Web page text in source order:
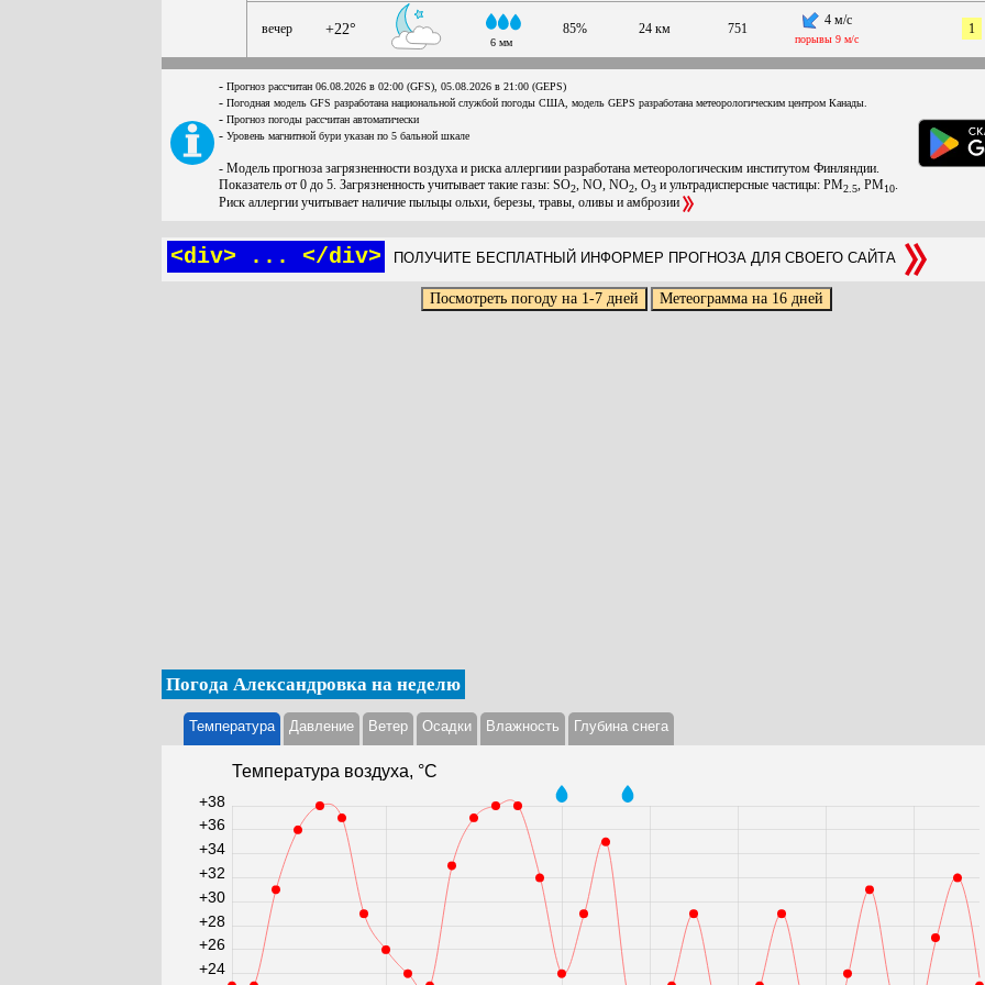
вечер +22°
6 мм
85% 24 км 751
4 м/с
порывы 9 м/с
1
- Прогноз рассчитан 06.08.2026 в 02:00 (GFS), 05.08.2026 в 21:00 (GEPS)
- Погодная модель GFS разработана национальной службой погоды США, модель GEPS разработана метеорологическим центром Канады.
- Прогноз погоды рассчитан автоматически
- Уровень магнитной бури указан по 5 бальной шкале
- Модель прогноза загрязненности воздуха и риска аллергиии разработана метеорологическим институтом Финляндии.
Показатель от 0 до 5. Загрязненность учитывает такие газы: SO2 , NO, NO2 , O3 и ультрадисперсные частицы: PM2.5 , PM10
Риск аллергии учитывает наличие пыльцы ольхи, березы, травы, оливы и амброзии
<div> ... </div> ПОЛУЧИТЕ БЕСПЛАТНЫЙ ИНФОРМЕР ПРОГНОЗА ДЛЯ СВОЕГО САЙТА
Погода Александровка на неделю
Температура Давление Ветер Осадки Влажность Глубина снега
Температура воздуха, °С
+24
+26
+28
+30
+32
+34
+36
+38